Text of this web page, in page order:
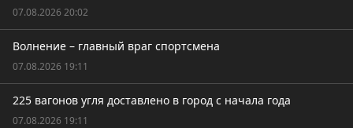
07.08.2026 20:02
Волнение – главный враг спортсмена
07.08.2026 19:11
225 вагонов угля доставлено в город с начала года
07.08.2026 19:11